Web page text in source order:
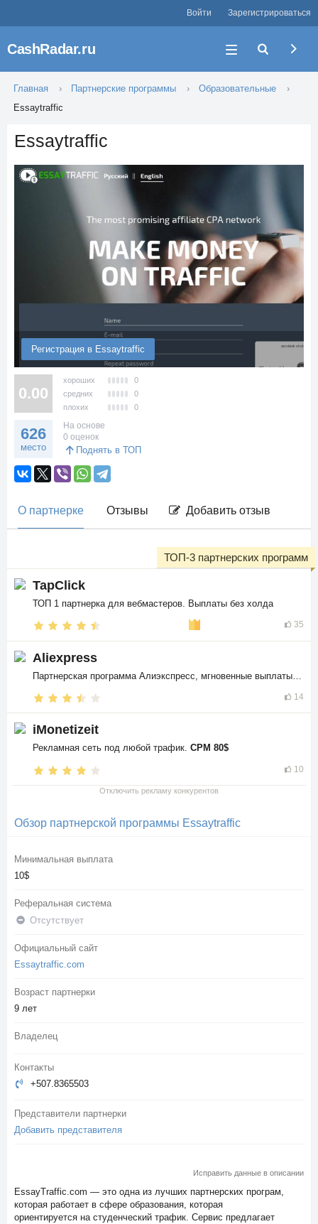
Войти Зарегистрироваться
CashRadar.ru
Главная Партнерские программы
Образовательные
Essaytraffic
Essaytraffic
Регистрация в Essaytraffic
0.00
хороших
0
средних
0
плохих
0
626
место
На основе
0 оценок
Поднять в ТОП
О партнерке Отзывы Добавить отзыв
TapClick
ТОП 1 партнерка для вебмастеров. Выплаты без холда
35
ТОП-3 партнерских программ
Aliexpress
14
iMonetizeit
Рекламная сеть под любой трафик. CPM 80$
10
Отключить рекламу конкурентов
Обзор партнерской программы Essaytraffic
Минимальная выплата
10$
Реферальная система
Отсутствует
Официальный сайт
Essaytraffic.com
Возраст партнерки
9 лет
Владелец
Контакты
+507.8365503
Представители партнерки
Добавить представителя
Исправить данные в описании
EssayTraffic.com — это одна из лучших партнерских програм,
которая работает в сфере образования, которая
ориентируется на студенческий трафик. Сервис предлагает